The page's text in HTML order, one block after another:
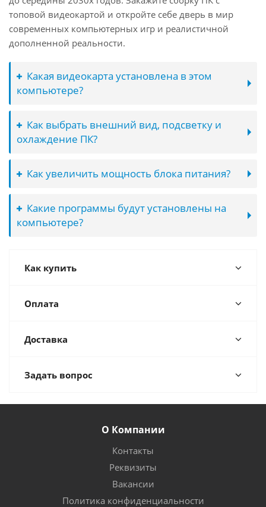
топовой видеокартой и откройте себе дверь в мир
современных компьютерных игр и реалистичной
дополненной реальности.
Какая видеокарта установлена в этом
компьютере?
Как выбрать внешний вид, подсветку и
охлаждение ПК?
Как увеличить мощность блока питания?
Какие программы будут установлены на
компьютере?
Как купить
Оплата
Доставка
Задать вопрос
О Компании
Контакты
Реквизиты
Вакансии
Политика конфиденциальности